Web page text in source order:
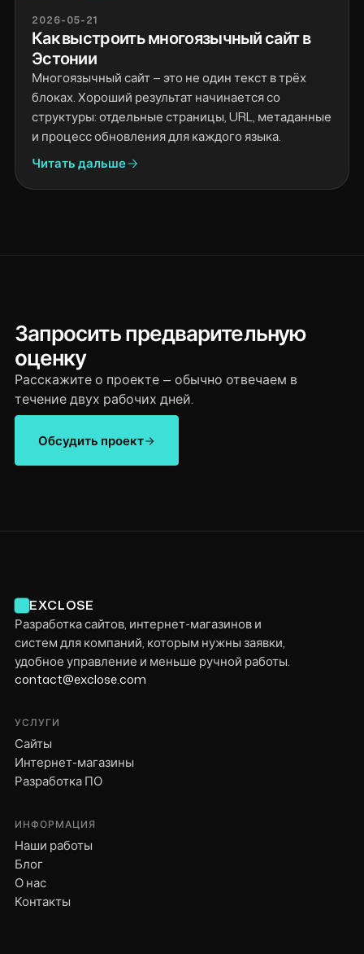
2026-05-21
Как выстроить многоязычный сайт в
Эстонии
Многоязычный сайт — это не один текст в трёх
блоках. Хороший результат начинается со
структуры: отдельные страницы, URL, метаданные
и процесс обновления для каждого языка.
Читать дальше
Запросить предварительную
оценку
Расскажите о проекте — обычно отвечаем в
течение двух рабочих дней.
Обсудить проект
EXCLOSE
Разработка сайтов, интернет-магазинов и
систем для компаний, которым нужны заявки,
удобное управление и меньше ручной работы.
contact@exclose.com
УСЛУГИ
Сайты
Интернет-магазины
Разработка ПО
ИНФОРМАЦИЯ
Наши работы
Блог
О нас
Контакты